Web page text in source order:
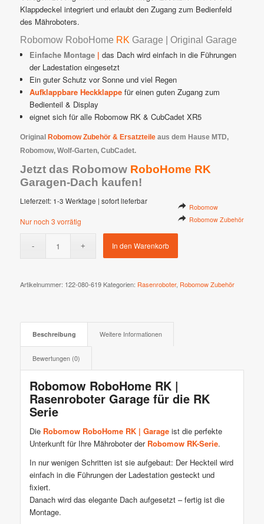
Klappdeckel integriert und erlaubt den Zugang zum Bedienfeld
des Mähroboters.
Robomow RoboHome RKGarage | Original Garage
Einfache Montage |das Dach wird einfach in die Führungen
der Ladestation eingesetzt
Ein guter Schutz vor Sonne und viel Regen
Aufklappbare Heckklappe für einen guten Zugang zum
Bedienteil & Display
eignet sich für alle Robomow RK & CubCadet XR5
Original Robomow Zubehör & Ersatzteileaus dem Hause MTD,
Robomow, Wolf-Garten, CubCadet.
Jetzt das Robomow RoboHome RK
Garagen-Dach kaufen!
Robomow
Robomow Zubehör
Lieferzeit: 1-3 Werktage | sofort lieferbar
Nur noch 3 vorrätig
In den Warenkorb
Artikelnummer: 122-080-619 Kategorien: Rasenroboter, Robomow Zubehör
Beschreibung Weitere Informationen
Bewertungen (0)
Robomow RoboHome RK |
Rasenroboter Garage für die RK
Serie
Die Robomow RoboHome RK | Garageist die perfekte
Unterkunft für Ihre Mähroboter der Robomow RK-Serie.
In nur wenigen Schritten ist sie aufgebaut: Der Heckteil wird
einfach in die Führungen der Ladestation gesteckt und
fixiert.
Danach wird das elegante Dach aufgesetzt – fertig ist die
Montage.